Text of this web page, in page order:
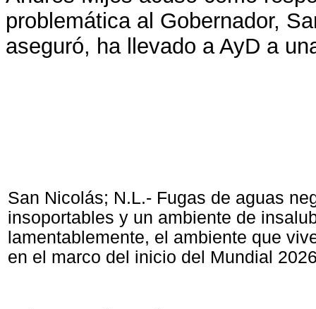
problemática al Gobernador,
aseguró, ha llevado a AyD a
San Nicolás; N.L.- Fugas de aguas
insoportables y un ambiente de
lamentablemente, el ambiente que
en el marco del inicio del Mundial